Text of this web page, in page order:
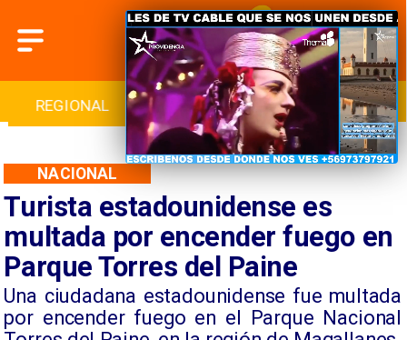
INTERNACIONAL DEPORTES CULTURA
Turista estadounidense es
multada por encender fuego en
Parque Torres del Paine
Una ciudadana estadounidense fue multada
por encender fuego en el Parque Nacional
NACIONAL